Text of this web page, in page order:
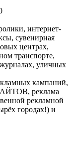
интернет-
сувенирная
центрах,
транспорте,
уличных
кампаний,
реклама
рекламной
городах!) и